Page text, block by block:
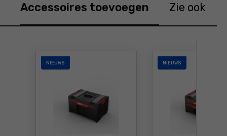
Accessoires toevoegen Zie ook
NIEUWS NIEUWS